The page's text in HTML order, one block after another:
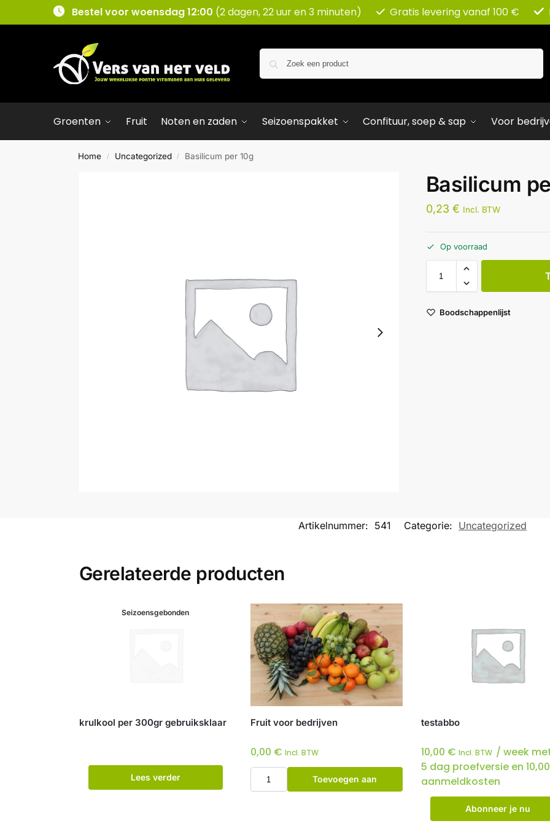
Bestel voor woensdag 12:00 (2 dagen, 22 uur en 3 minuten) Gratis levering vanaf 100 €
Groenten Fruit Noten en zaden Seizoenspakket Confituur, soep & sap Voor
Home / Uncategorized / Basilicum per 10g
Basilicum
0,23 € Incl. BTW
Op voorraad
Boodschappenlijst
Artikelnummer: 541 Categorie: Uncategorized
Gerelateerde producten
Seizoensgebonden
krulkool per 300gr gebruiksklaar
Lees verder
Fruit voor bedrijven
0,00 € Incl. BTW
Toevoegen aan
testabbo
10,00 € Incl. BTW / week
5 dag proefversie en10,00
aanmeldkosten
Abonneer je nu